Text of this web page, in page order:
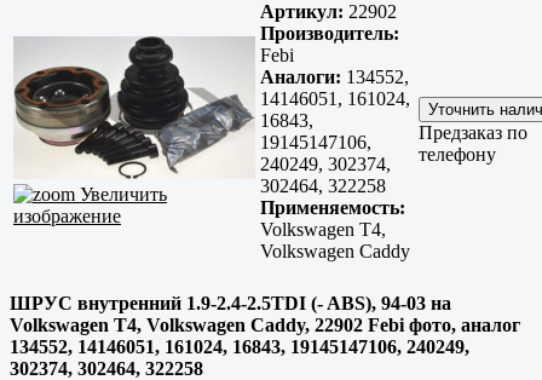
Увеличить
изображение
Артикул: 22902
Производитель:
Febi
Аналоги: 134552,
14146051, 161024,
16843,
19145147106,
240249, 302374,
302464, 322258
Применяемость:
Volkswagen T4,
Volkswagen Caddy
Предзаказ по
телефону
ШРУС внутренний 1.9-2.4-2.5TDI (- ABS), 94-03 на
Volkswagen T4, Volkswagen Caddy, 22902 Febi фото, аналог
134552, 14146051, 161024, 16843, 19145147106, 240249,
302374, 302464, 322258